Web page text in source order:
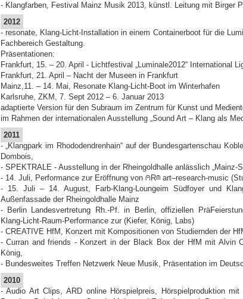
- Klangfarben, Festival Mainz Musik 2013, künstl. Leitung mit Birger
2012
- resonate, Klang-Licht-Installation in einem Containerboot für die
Fachbereich Gestaltung.
Präsentationen:
Frankfurt, 15. – 20. April - Lichtfestival „Luminale2012“ International
Frankfurt, 21. April – Nacht der Museen in Frankfurt
Mainz,11. – 14. Mai, Resonate Klang-Licht-Boot im Winterhafen
Karlsruhe, ZKM, 7. Sept 2012 – 6. Januar 2013
adaptierte Version für den Subraum im Zentrum für Kunst und
im Rahmen der internationalen Ausstellung „Sound Art – Klang als
2011
- „Klangpark im Rhododendrenhain“ auf der Bundesgartenschau
Dombois,
- SPEKTRALE - Ausstellung in der Rheingoldhalle anlässlich „Mainz-
- 14. Juli, Performance zur Eröffnung von ⩀R⫙ art–research-music
- 15. Juli – 14. August, Farb-Klang-Loungeim Südfoyer und
Außenfassade der Rheingoldhalle Mainz
- Berlin Landesvertretung Rh.-Pf. in Berlin, offiziellen
Klang-Licht-Raum-Performance zur (Kiefer, König, Labs)
- CREATIVE HfM, Konzert mit Kompositionen von Studiernden der
- Curran and friends - Konzert in der Black Box der HfM mit Alvin
König,
- Bundesweites Treffen Netzwerk Neue Musik, Präsentation im
2010
- Audio Art Clips, ARD online Hörspielpreis, Hörspielproduktion